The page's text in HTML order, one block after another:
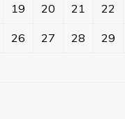
19 20 21 22
26 27 28 29